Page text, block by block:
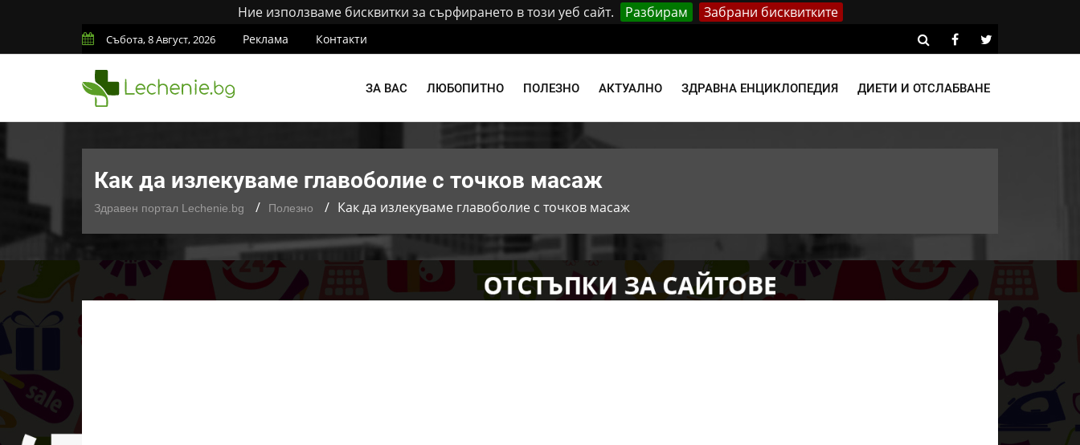
Ние използваме бисквитки за сърфирането в този уеб сайт. Разбирам Забрани бисквитките
Събота, 8 Август, 2026 Реклама Контакти
ЗА ВАС ЛЮБОПИТНО ПОЛЕЗНО АКТУАЛНО ЗДРАВНА ЕНЦИКЛОПЕДИЯ ДИЕТИ И ОТСЛАБВАНЕ
Как да излекуваме главоболие с точков масаж
Здравен портал Lechenie.bg Полезно Как да излекуваме главоболие с точков масаж